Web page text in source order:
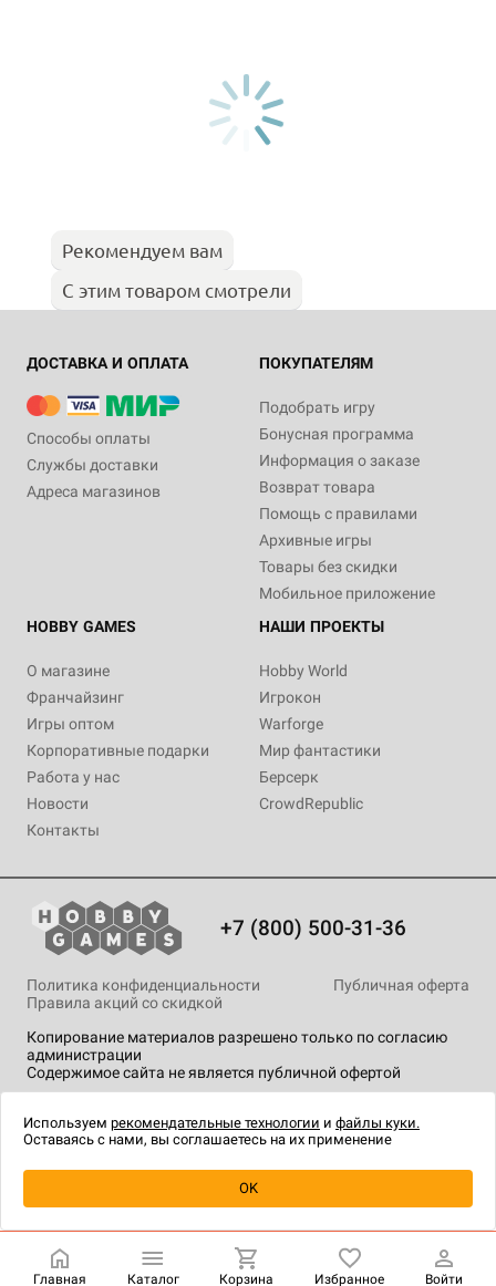
Купить| 7 990 ₽
Рекомендуем вам
С этим товаром смотрели
ДОСТАВКА И ОПЛАТА
Способы оплаты
Службы доставки
Адреса магазинов
ПОКУПАТЕЛЯМ
Подобрать игру
Бонусная программа
Информация о заказе
Возврат товара
Помощь с правилами
Архивные игры
Товары без скидки
Мобильное приложение
HOBBY GAMES
О магазине
Франчайзинг
Игры оптом
Корпоративные подарки
Работа у нас
Новости
Контакты
НАШИ ПРОЕКТЫ
Hobby World
Игрокон
Warforge
Мир фантастики
Берсерк
CrowdRepublic
+7 (800) 500-31-36
Копирование материалов разрешено только по согласию
администрации
Содержимое сайта не является публичной офертой
Политика конфиденциальности
Публичная оферта
Правила акций со скидкой
технологии.
Главная Каталог Корзина Избранное Войти
Используем рекомендательные технологии и файлы куки.
Оставаясь с нами, вы соглашаетесь на их применение
OK